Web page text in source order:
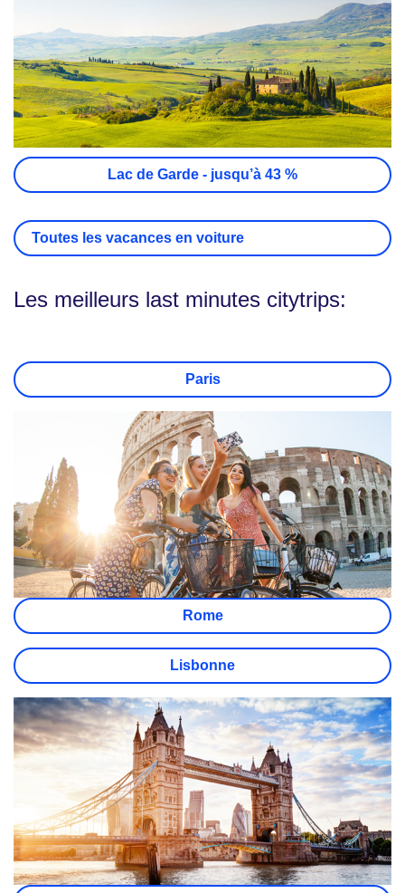
Lac de Garde - jusqu’à 43 %
Toutes les vacances en voiture
Les meilleurs last minutes citytrips:
Paris
Rome
Lisbonne